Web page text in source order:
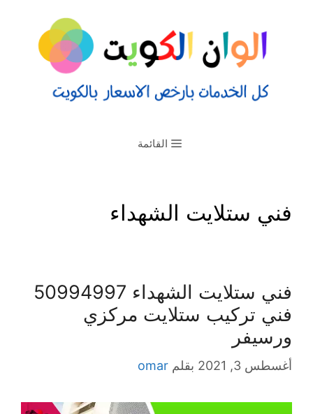
القائمة
فني ستلايت الشهداء
فني ستلايت الشهداء 50994997
فني تركيب ستلايت مركزي
ورسيفر
أغسطس 3, 2021 بقلم omar